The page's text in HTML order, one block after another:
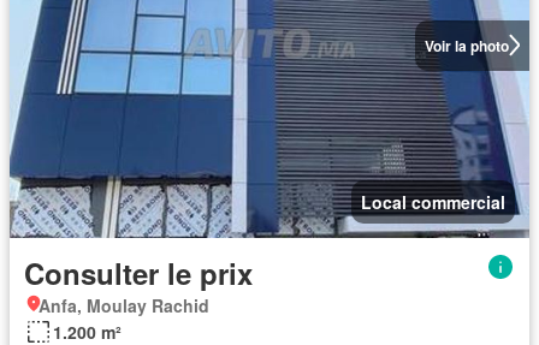
Voir la photo
Local commercial
Consulter le prix
Anfa, Moulay Rachid
1.200 m²